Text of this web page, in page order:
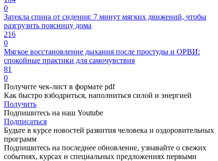
0
Затекла спина от сидения: 7 минут мягких движений, чтобы
разгрузить поясницу дома
216
0
Мягкое восстановление дыхания после простуды и ОРВИ:
спокойные практики для самочувствия
81
0
Получите чек-лист в формате pdf
Как быстро взбодриться, наполниться силой и энергией
Получить
Подпишитесь на наш Youtube
Подписаться
Будьте в курсе новостей развития человека и оздоровительных
программ
Подпишитесь на последнее обновление, узнавайте о свежих
событиях, курсах и специальных предложениях первыми